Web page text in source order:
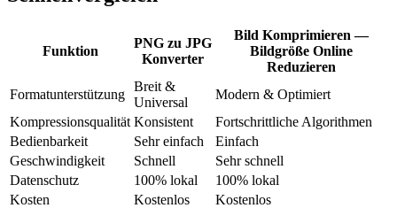
Funktion
PNG zu JPG
Konverter
Bild Komprimieren —
Bildgröße Online
Reduzieren
Formatunterstützung
Breit &
Universal
Modern & Optimiert
Kompressionsqualität Konsistent
Fortschrittliche Algorithmen
Bedienbarkeit
Sehr einfach
Einfach
Geschwindigkeit
Schnell
Sehr schnell
Datenschutz
100% lokal
100% lokal
Kosten
Kostenlos Kostenlos